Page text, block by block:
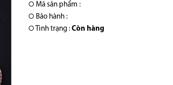
Mã sản phẩm :
Bảo hành :
Tình trạng : Còn hàng